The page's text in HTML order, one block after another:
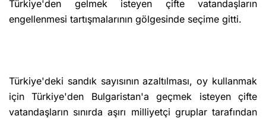
Türkiye'den gelmek isteyen çifte vatandaşların
engellenmesi tartışmalarının gölgesinde seçime gitti.
Türkiye'deki sandık sayısının azaltılması, oy kullanmak
için Türkiye'den Bulgaristan'a geçmek isteyen çifte
vatandaşların sınırda aşırı milliyetçi gruplar tarafından